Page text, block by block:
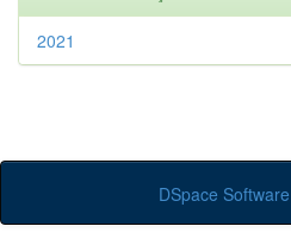
2021
DSpace Software